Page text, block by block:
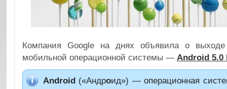
Компания Google на днях объявила о
мобильной операционной системы — Android 5.0
Android («Андроид») — операционная